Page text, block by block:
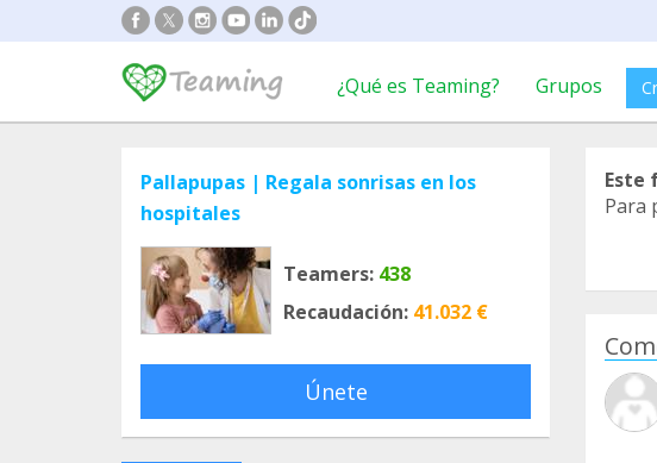
¿Qué es Teaming? Grupos
Pallapupas | Regala sonrisas en los
hospitales
Teamers: 438
Recaudación: 41.032 €
Únete
Este
Para